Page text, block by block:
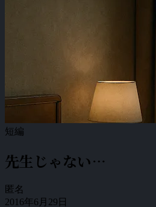
短編
先生じゃない…
匿名
2016年6月29日